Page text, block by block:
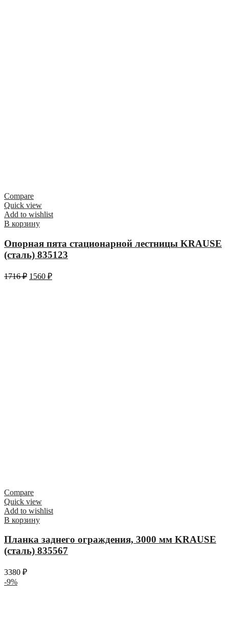
Compare
Quick view
Add to wishlist
В корзину
Опорная пята стационарной лестницы KRAUSE
(сталь) 835123
1716₽ 1560 ₽
Compare
Quick view
Add to wishlist
В корзину
Планка заднего ограждения, 3000 мм KRAUSE
(сталь) 835567
3380 ₽
-9%